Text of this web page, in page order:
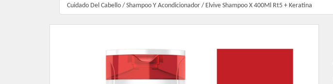
Cuidado Del Cabello / Shampoo Y Acondicionador / Elvive Shampoo X 400Ml Rt5 + Keratina